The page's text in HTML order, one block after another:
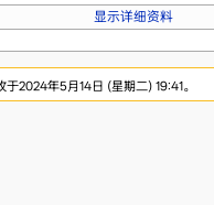
显示详细资料
于2024年5月14日 (星期二) 19:41。